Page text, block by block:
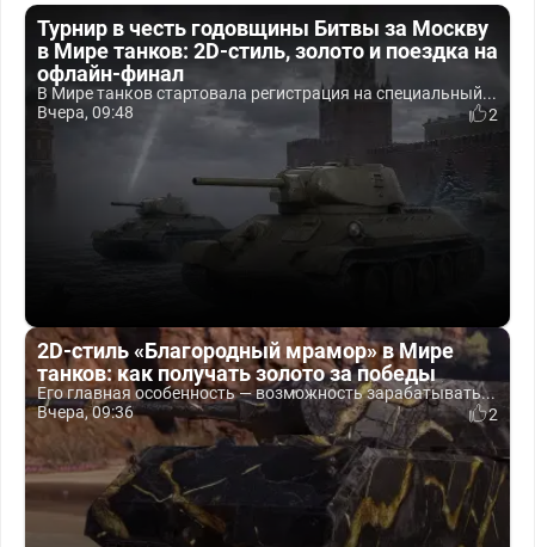
Турнир в честь годовщины Битвы за Москву
в Мире танков: 2D-стиль, золото и поездка на
офлайн-финал
В Мире танков стартовала регистрация на специальный...
Вчера, 09:48
2
2D-стиль «Благородный мрамор» в Мире
танков: как получать золото за победы
Его главная особенность — возможность зарабатывать...
Вчера, 09:36
2